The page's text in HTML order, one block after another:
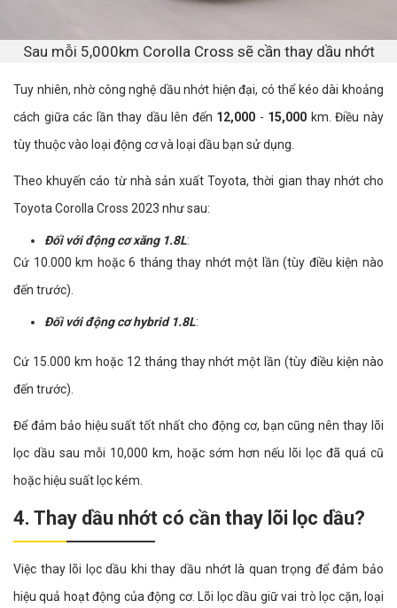
Sau mỗi 5,000km Corolla Cross sẽ cần thay dầu nhớt
Tuy nhiên, nhờ công nghệ dầu nhớt hiện đại, có thể kéo dài khoảng
cách giữa các lần thay dầu lên đến 12,000 - 15,000 km. Điều này
tùy thuộc vào loại động cơ và loại dầu bạn sử dụng.
Theo khuyến cáo từ nhà sản xuất Toyota, thời gian thay nhớt cho
Toyota Corolla Cross 2023 như sau:
Đối với động cơ xăng 1.8L:
Cứ 10.000 km hoặc 6 tháng thay nhớt một lần (tùy điều kiện nào
đến trước).
Đối với động cơ hybrid 1.8L:
Cứ 15.000 km hoặc 12 tháng thay nhớt một lần (tùy điều kiện nào
đến trước).
Để đảm bảo hiệu suất tốt nhất cho động cơ, bạn cũng nên thay lõi
lọc dầu sau mỗi 10,000 km, hoặc sớm hơn nếu lõi lọc đã quá cũ
hoặc hiệu suất lọc kém​.
4. Thay dầu nhớt có cần thay lõi lọc dầu?
Việc thay lõi lọc dầu khi thay dầu nhớt là quan trọng để đảm bảo
hiệu quả hoạt động của động cơ. Lõi lọc dầu giữ vai trò lọc cặn, loại